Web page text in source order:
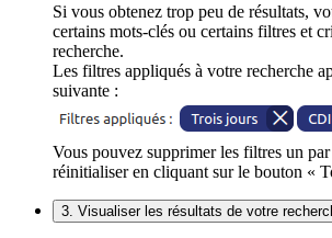
Si vous obtenez trop peu de résultats,
certains mots-clés ou certains filtres et
recherche.
Les filtres appliqués à votre recherche
suivante :
Vous pouvez supprimer les filtres un
réinitialiser en cliquant sur le bouton «
3. Visualiser les résultats de votre